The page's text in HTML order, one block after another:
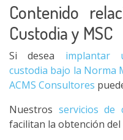
Contenido
Custodia y MSC
Si desea implantar
custodia bajo la Norma
ACMS Consultores
Nuestros servicios de
facilitan la obtención del